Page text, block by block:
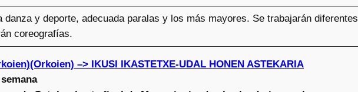
danza y deporte, adecuada paralas y los más mayores. Se trabajarán diferentes
coreografías.
–> IKUSI IKASTETXE-UDAL HONEN ASTEKARIA